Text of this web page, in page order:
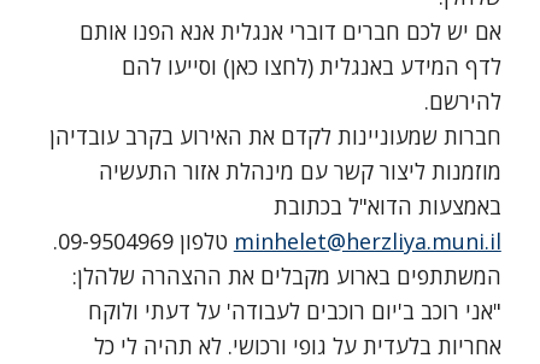
אם יש לכם חברים דוברי אנגלית אנא הפנו אותם
לדף המידע באנגלית (לחצו כאן) וסייעו להם
להירשם.
חברות שמעוניינות לקדם את האירוע בקרב עובדיהן
מוזמנות ליצור קשר עם מינהלת אזור התעשיה
באמצעות הדוא"ל בכתובת
minhelet@herzliya.muni.il טלפון 09-9504969.
המשתתפים בארוע מקבלים את ההצהרה שלהלן:
"אני רוכב ב'יום רוכבים לעבודה' על דעתי ולוקח
אחריות בלעדית על גופי ורכושי. לא תהיה לי כל